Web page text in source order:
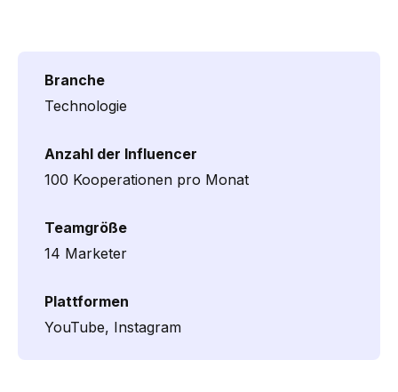
Branche
Technologie
Anzahl der Influencer
100 Kooperationen pro Monat
Teamgröße
14 Marketer
Plattformen
YouTube, Instagram